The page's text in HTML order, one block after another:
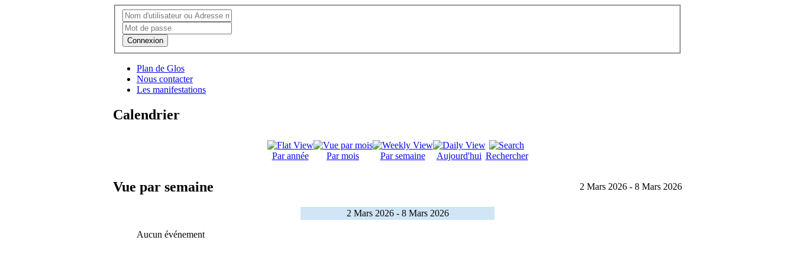
Connexion
Plan de Glos
Nous contacter
Les manifestations
Calendrier
Par année Par mois Par semaine Aujourd'hui Rechercher
Vue par semaine 2 Mars 2026 - 8 Mars 2026
2 Mars 2026 - 8 Mars 2026
Aucun événement